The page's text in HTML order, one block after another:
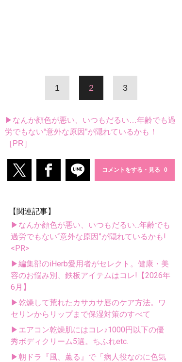
1 2 3
▶なんか顔色が悪い、いつもだるい…年齢でも過
労でもない“意外な原因”が隠れているかも！
［PR］
コメントをする・見る
【関連記事】
▶なんか顔色が悪い、いつもだるい...年齢でも
過労でもない“意外な原因”が隠れているかも!
<PR>
▶編集部のiHerb愛用者がセレクト。健康・美
容のお悩み別、鉄板アイテムはコレ!【2026年
6月】
▶乾燥して荒れたカサカサ唇のケア方法。ワ
セリンからリップまで保湿対策のすべて
▶エアコン乾燥肌にはコレ♪1000円以下の優
秀ボディクリーム5選。ちふれetc.
▶朝ドラ『風、薫る』で「病人役なのに色気